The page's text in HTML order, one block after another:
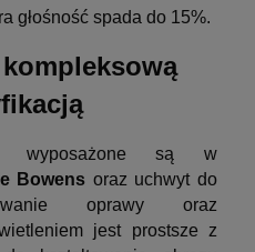
głośność spada do 15%.
wyposażone są w
Bowens oraz uchwyt do
oprawy oraz
jest prostsze z